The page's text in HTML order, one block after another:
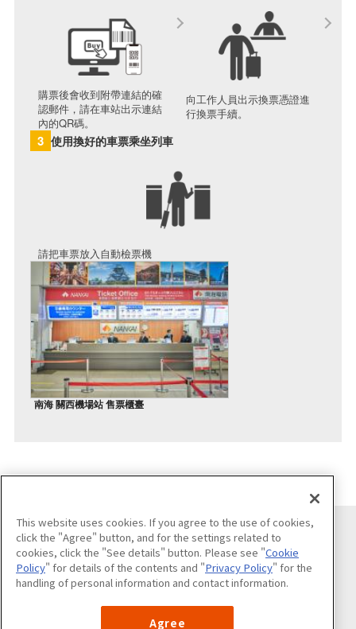
購票後會收到附帶連結的確
認郵件，請在車站出示連結
內的QR碼。
向工作人員出示換票憑證進
行換票手續。
3 使用換好的車票乘坐列車
請把車票放入自動檢票機
南海 關西機場站 售票櫃臺
請追蹤
This website uses cookies. If you agree to the use of cookies,
click the "Agree" button, and for the settings related to
cookies, click the "See details" button. Please see "Cookie
Policy" for details of the contents and "Privacy Policy" for the
handling of personal information and contact information.
Agree